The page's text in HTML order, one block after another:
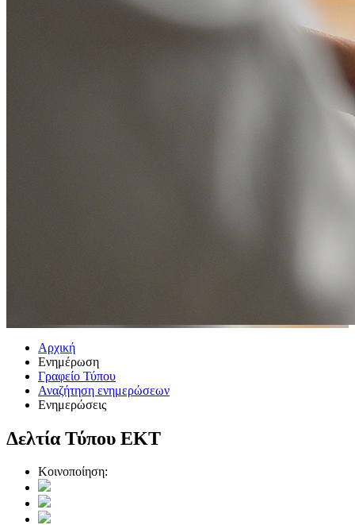
Αρχική
Ενημέρωση
Γραφείο Τύπου
Αναζήτηση ενημερώσεων
Ενημερώσεις
Δελτία Τύπου ΕΚΤ
Κοινοποίηση: